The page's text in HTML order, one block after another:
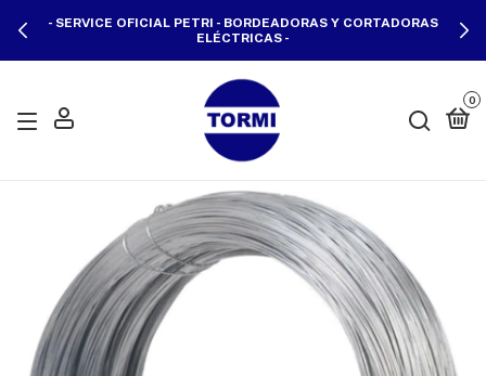
- SERVICE OFICIAL PETRI - BORDEADORAS Y CORTADORAS
ELÉCTRICAS -
0